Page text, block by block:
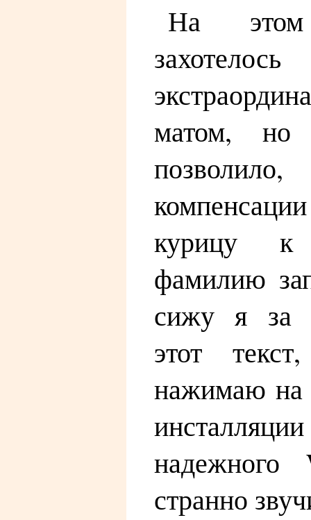
На
матом, но
курицу
фамилию
сижу я за
этот
нажимаю на
странно